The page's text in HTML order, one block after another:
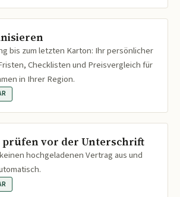
bis zum letzten Karton: Ihr persönlicher
Checklisten und Preisvergleich für
in Ihrer Region.
vor der Unterschrift
hochgeladenen Vertrag aus und